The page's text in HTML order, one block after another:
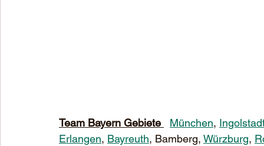
Team Bayern Gebiete München,
Erlangen, Bayreuth, Bamberg, Würzburg,